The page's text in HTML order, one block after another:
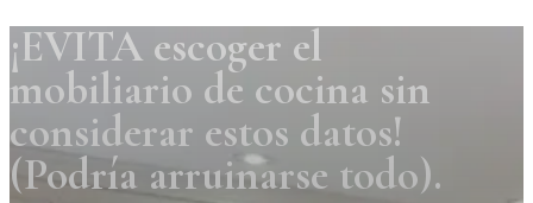
¡EVITA escoger el
mobiliario de cocina sin
considerar estos datos!
(Podría arruinarse todo).